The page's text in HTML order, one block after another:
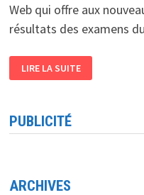
Web qui offre aux
résultats des examens
RÉSULTATS
DU
SUR
«
LIRE LA SUITE
PUBLICITÉ
ARCHIVES